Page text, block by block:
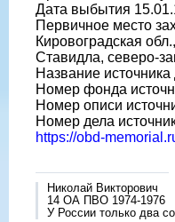
Дата выбытия
Первичное место
Кировоградская
Ставидла, северо-
Название
Номер фонда
Номер описи
Номер дела
https://obd-
Николай Викторович
14 ОА ПВО 1974-1976
У России только два